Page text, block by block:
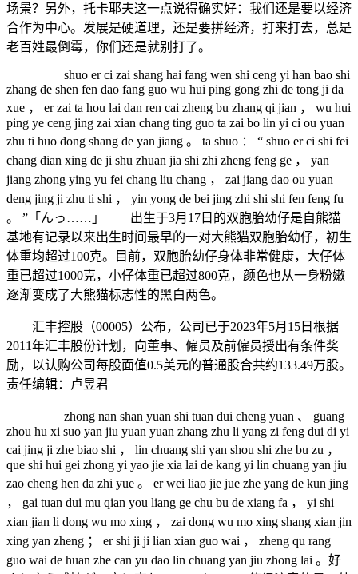
场景？另外，托卡耶夫这一点说得确实好：我们还是要以经济
合作为中心。发展是硬道理，还是要拼经济，打来打去，总是
老百姓最倒霉，你们还是就别打了。
shuo er ci zai shang hai fang wen shi ceng yi han bao shi
zhang de shen fen dao fang guo wu hui ping gong zhi de tong ji da
xue ， er zai ta hou lai dan ren cai zheng bu zhang qi jian ， wu hui
ping ye ceng jing zai xian chang ting guo ta zai bo lin yi ci ou yuan
zhu ti huo dong shang de yan jiang 。 ta shuo ： “ shuo er ci shi fei
chang dian xing de ji shu zhuan jia shi zhi zheng feng ge ， yan
jiang zhong ying yu fei chang liu chang ， zai jiang dao ou yuan
deng jing ji zhu ti shi ， yin yong de bei jing zhi shi shi fen feng fu
。 ”「んっ……」 出生于3月17日的双胞胎幼仔是自熊猫
基地有记录以来出生时间最早的一对大熊猫双胞胎幼仔，初生
体重均超过100克。目前，双胞胎幼仔身体非常健康，大仔体
重已超过1000克，小仔体重已超过800克，颜色也从一身粉嫩
逐渐变成了大熊猫标志性的黑白两色。
汇丰控股（00005）公布，公司已于2023年5月15日根据
2011年汇丰股份计划，向董事、僱员及前僱员授出有条件奖
励，以认购公司每股面值0.5美元的普通股合共约133.49万股。
责任编辑：卢昱君
zhong nan shan yuan shi tuan dui cheng yuan 、 guang
zhou hu xi suo yan jiu yuan yuan zhang zhu li yang zi feng dui di yi
cai jing ji zhe biao shi ， lin chuang shi yan shou shi zhe bu zu ，
que shi hui gei zhong yi yao jie xia lai de kang yi lin chuang yan jiu
zao cheng hen da zhi yue 。 er wei liao jie jue zhe yang de kun jing
， gai tuan dui mu qian you liang ge chu bu de xiang fa ， yi shi
xian jian li dong wu mo xing ， zai dong wu mo xing shang xian jin
xing yan zheng ； er shi ji ji lian xian guo wai ， zheng qu rang
guo wai de huan zhe can yu dao lin chuang yan jiu zhong lai 。好